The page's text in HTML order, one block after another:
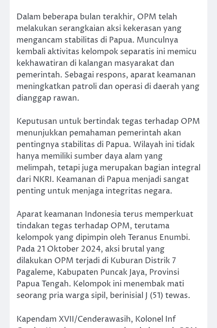
Dalam beberapa bulan terakhir, OPM telah
melakukan serangkaian aksi kekerasan yang
mengancam stabilitas di Papua. Munculnya
kembali aktivitas kelompok separatis ini memicu
kekhawatiran di kalangan masyarakat dan
pemerintah. Sebagai respons, aparat keamanan
meningkatkan patroli dan operasi di daerah yang
dianggap rawan.
Keputusan untuk bertindak tegas terhadap OPM
menunjukkan pemahaman pemerintah akan
pentingnya stabilitas di Papua. Wilayah ini tidak
hanya memiliki sumber daya alam yang
melimpah, tetapi juga merupakan bagian integral
dari NKRI. Keamanan di Papua menjadi sangat
penting untuk menjaga integritas negara.
Aparat keamanan Indonesia terus memperkuat
tindakan tegas terhadap OPM, terutama
kelompok yang dipimpin oleh Teranus Enumbi.
Pada 21 Oktober 2024, aksi brutal yang
dilakukan OPM terjadi di Kuburan Distrik 7
Pagaleme, Kabupaten Puncak Jaya, Provinsi
Papua Tengah. Kelompok ini menembak mati
seorang pria warga sipil, berinisial J (51) tewas.
Kapendam XVII/Cenderawasih, Kolonel Inf